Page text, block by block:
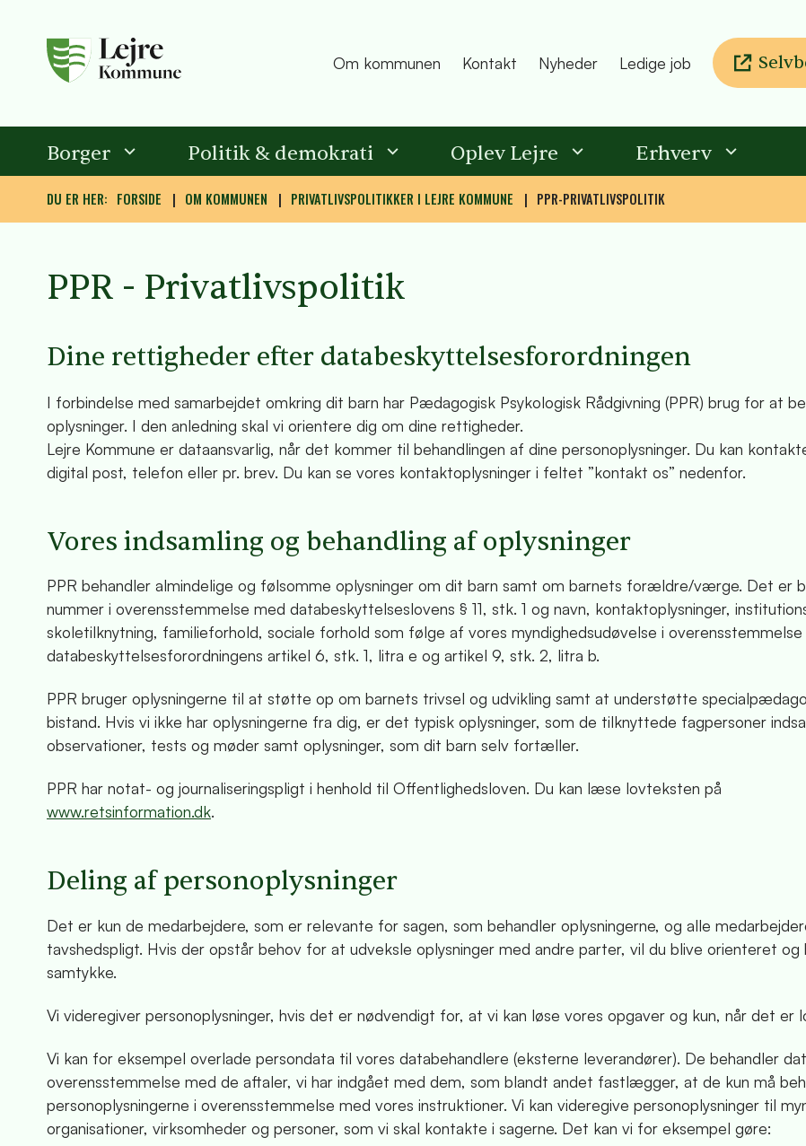
Om kommunen Kontakt Nyheder Ledige job
Borger Politik & demokrati Oplev Lejre Erhverv
DU ER HER: FORSIDE OM KOMMUNEN PRIVATLIVSPOLITIKKER I LEJRE KOMMUNE PPR-PRIVATLIVSPOLITIK
PPR - Privatlivspolitik
Dine rettigheder efter databeskyttelsesforordningen
I forbindelse med samarbejdet omkring dit barn har Pædagogisk Psykologisk Rådgivning (PPR) brug for at
oplysninger. I den anledning skal vi orientere dig om dine rettigheder.
Lejre Kommune er dataansvarlig, når det kommer til behandlingen af dine personoplysninger. Du kan
digital post, telefon eller pr. brev. Du kan se vores kontaktoplysninger i feltet ”kontakt os” nedenfor.
Vores indsamling og behandling af oplysninger
PPR behandler almindelige og følsomme oplysninger om dit barn samt om barnets forældre/værge. Det er
nummer i overensstemmelse med databeskyttelseslovens § 11, stk. 1 og navn, kontaktoplysninger,
skoletilknytning, familieforhold, sociale forhold som følge af vores myndighedsudøvelse i
databeskyttelsesforordningens artikel 6, stk. 1, litra e og artikel 9, stk. 2, litra b.
PPR bruger oplysningerne til at støtte op om barnets trivsel og udvikling samt at understøtte
bistand. Hvis vi ikke har oplysningerne fra dig, er det typisk oplysninger, som de tilknyttede fagpersoner
observationer, tests og møder samt oplysninger, som dit barn selv fortæller.
PPR har notat- og journaliseringspligt i henhold til Offentlighedsloven. Du kan læse lovteksten på
www.retsinformation.dk.
Deling af personoplysninger
Det er kun de medarbejdere, som er relevante for sagen, som behandler oplysningerne, og alle
tavshedspligt. Hvis der opstår behov for at udveksle oplysninger med andre parter, vil du blive orienteret
samtykke.
Vi videregiver personoplysninger, hvis det er nødvendigt for, at vi kan løse vores opgaver og kun, når det er
Vi kan for eksempel overlade persondata til vores databehandlere (eksterne leverandører). De behandler
overensstemmelse med de aftaler, vi har indgået med dem, som blandt andet fastlægger, at de kun må
personoplysningerne i overensstemmelse med vores instruktioner. Vi kan videregive personoplysninger til
organisationer, virksomheder og personer, som vi skal kontakte i sagerne. Det kan vi for eksempel gøre: